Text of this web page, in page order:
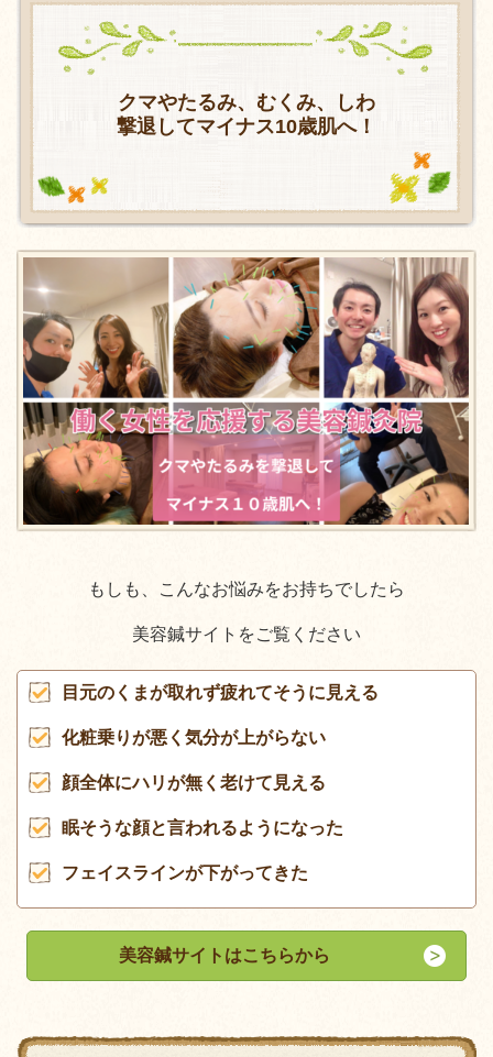
クマやたるみ、むくみ、しわ
撃退してマイナス10歳肌へ！
もしも、こんなお悩みをお持ちでしたら
美容鍼サイトをご覧ください
目元のくまが取れず疲れてそうに見える
化粧乗りが悪く気分が上がらない
顔全体にハリが無く老けて見える
眠そうな顔と言われるようになった
フェイスラインが下がってきた
美容鍼サイトはこちらから